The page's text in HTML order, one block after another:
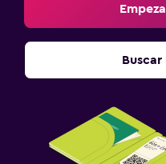
Buscar